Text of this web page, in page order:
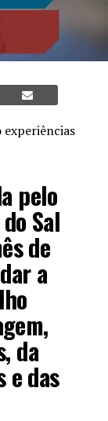
experiências
pelo
Sal
de
a
da
e das